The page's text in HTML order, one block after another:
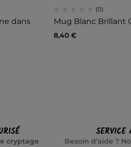
dans
(0)
Mug Blanc Brillant
8,40 €
cryptage
SERVICE
Besoin d’aide ?